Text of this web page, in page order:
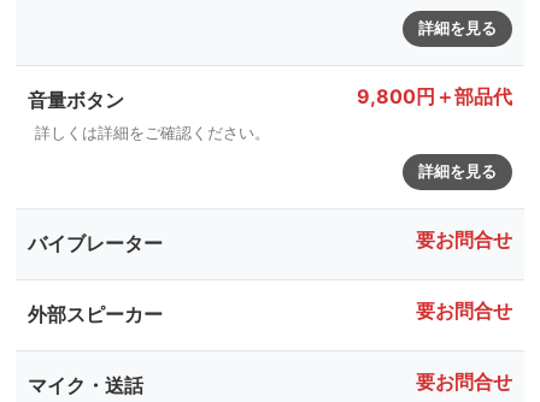
詳細を見る
音量ボタン 9,800円＋部品代
詳しくは詳細をご確認ください。
詳細を見る
バイブレーター 要お問合せ
外部スピーカー 要お問合せ
マイク・送話 要お問合せ